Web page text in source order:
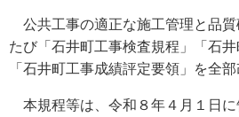
公共工事の適正な施工管理と品
たび「石井町工事検査規程」「石
「石井町工事成績評定要領」を全
本規程等は、令和８年４月１日に